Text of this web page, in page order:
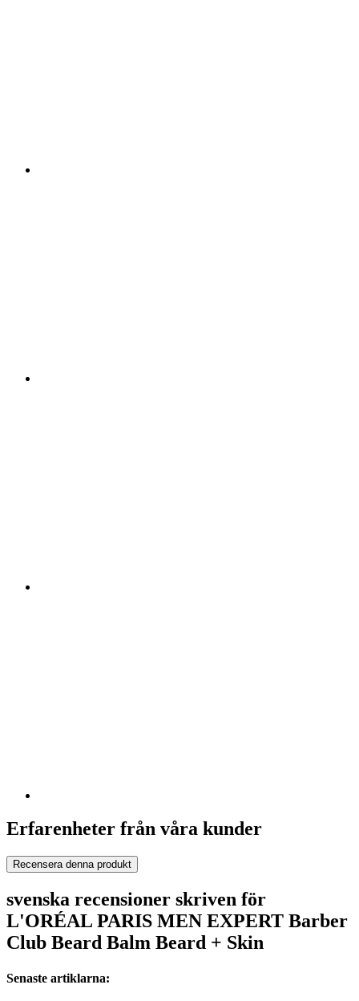
Erfarenheter från våra kunder
Recensera denna produkt
svenska recensioner skriven för
L'ORÉAL PARIS MEN EXPERT Barber
Club Beard Balm Beard + Skin
Senaste artiklarna: